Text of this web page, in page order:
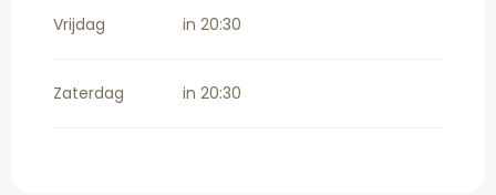
Zondag 23 augustus 2026
Vrijdag in 20:30
Zaterdag in 20:30